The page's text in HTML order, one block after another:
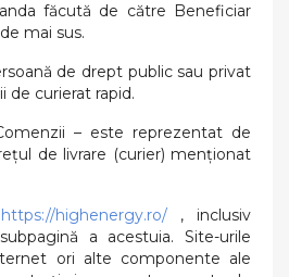
făcută de către Beneficiar
mai sus.
de drept public sau privat
de curierat rapid.
– este reprezentat de
de livrare (curier) menționat
https://highenergy.ro/ , inclusiv
a acestuia. Site-urile
ori alte componente ale